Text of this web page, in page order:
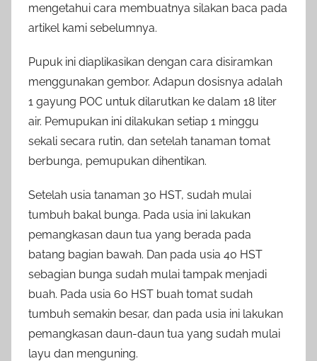
mengetahui cara membuatnya silakan baca pada
artikel kami sebelumnya.
Pupuk ini diaplikasikan dengan cara disiramkan
menggunakan gembor. Adapun dosisnya adalah
1 gayung POC untuk dilarutkan ke dalam 18 liter
air. Pemupukan ini dilakukan setiap 1 minggu
sekali secara rutin, dan setelah tanaman tomat
berbunga, pemupukan dihentikan.
Setelah usia tanaman 30 HST, sudah mulai
tumbuh bakal bunga. Pada usia ini lakukan
pemangkasan daun tua yang berada pada
batang bagian bawah. Dan pada usia 40 HST
sebagian bunga sudah mulai tampak menjadi
buah. Pada usia 60 HST buah tomat sudah
tumbuh semakin besar, dan pada usia ini lakukan
pemangkasan daun-daun tua yang sudah mulai
layu dan menguning.